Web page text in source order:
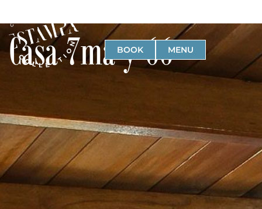
BOOK MENU
Casa 7ma y 66